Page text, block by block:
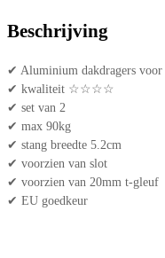
dakrailing
aantal
Beschrijving
✔ Aluminium dakdragers voor
✔ kwaliteit ☆☆☆☆
✔ set van 2
✔ max 90kg
✔ stang breedte 5.2cm
✔ voorzien van slot
✔ voorzien van 20mm t-gleuf
✔ EU goedkeur